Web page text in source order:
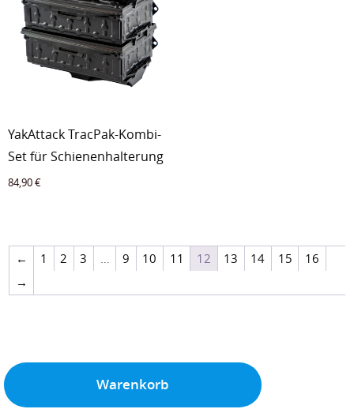
YakAttack TracPak-Kombi-
Set für Schienenhalterung
84,90€
← 1 2 3 9 10 11 12 13 14 15
16
→
Warenkorb